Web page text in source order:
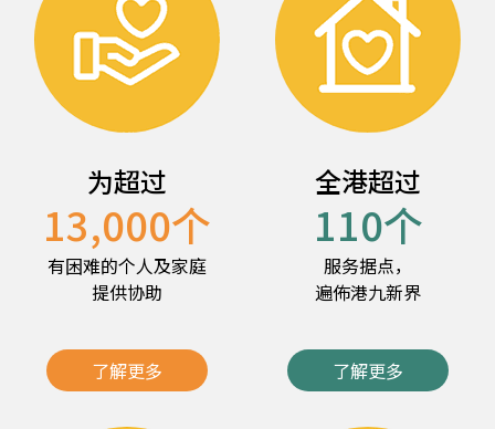
为超过
13,000个
有困难的个人及家庭
提供协助
了解更多
全港超过
110个
服务据点，
遍佈港九新界
了解更多